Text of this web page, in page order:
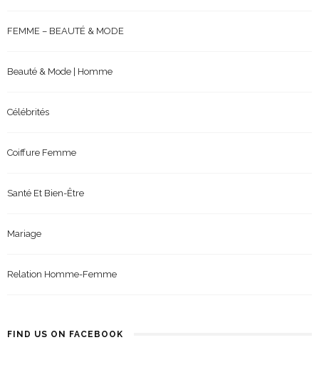
FEMME – BEAUTÉ & MODE
Beauté & Mode | Homme
Célébrités
Coiffure Femme
Santé Et Bien-Être
Mariage
Relation Homme-Femme
FIND US ON FACEBOOK